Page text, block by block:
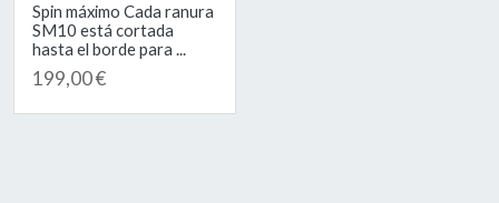
Spin máximo Cada ranura
SM10 está cortada
hasta el borde para ...
199,00 €